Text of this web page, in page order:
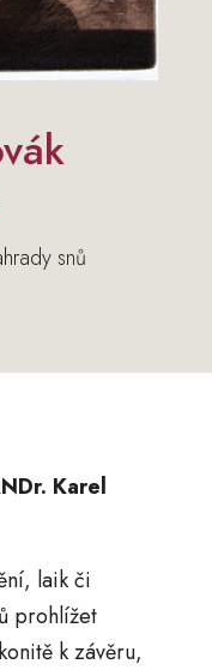
snů
Karel
laik či
prohlížet
k závěru,